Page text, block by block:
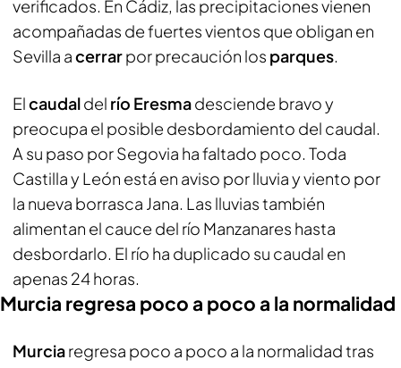
verificados. En Cádiz, las precipitaciones vienen
acompañadas de fuertes vientos que obligan en
Sevilla acerrarpor precaución los parques.
Elcaudaldel río Eresmadesciende bravo y
preocupa el posible desbordamiento del caudal.
A su paso por Segovia ha faltado poco. Toda
Castilla y León está en aviso por lluvia y viento por
la nueva borrasca Jana. Las lluvias también
alimentan el cauce del río Manzanares hasta
desbordarlo. El río ha duplicado su caudal en
apenas 24 horas.
Murcia regresa poco a poco a la normalidad
Murciaregresa poco a poco a la normalidad tras